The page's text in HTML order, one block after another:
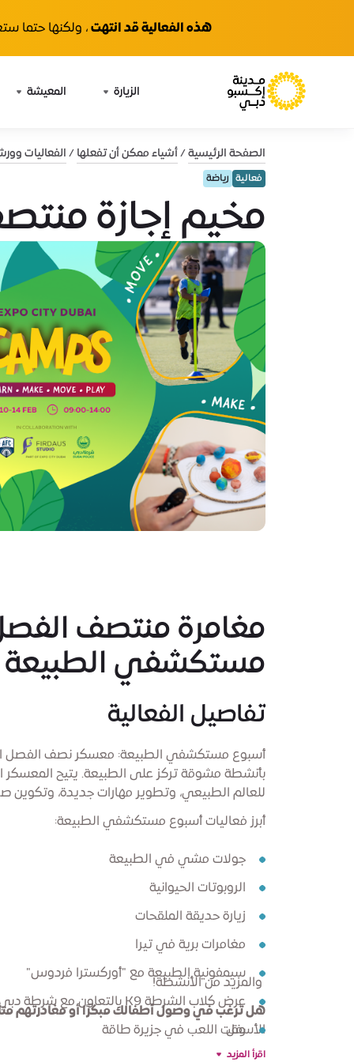
هذه الفعالية قد انتهت ، ولكنها حتما
الزيارة المعيشة
الصفحة الرئيسية أشياء ممكن أن تفعلها الفعاليات
فعالية رياضة
مخيم إجازة
مغامرة منتصف
مستكشفي الطبيعة
تفاصيل الفعالية
بأنشطة مشوقة تركز على الطبيعة. يتيح المعسكر
للعالم الطبيعي، وتطوير مهارات جديدة،
أبرز فعاليات أسبوع مستكشفي الطبيعة:
جولات مشي في الطبيعة
الروبوتات الحيوانية
زيارة حديقة الملقحات
مغامرات برية في تيرا
سيمفونية الطبيعة مع "أوركسترا فردوس"
عرض كلاب الشرطة K9 بالتعاون مع شرطة دبي
وقت اللعب في جزيرة طاقة
أنشطة رياضية مع الاتحاد الآسيوي لكرة القدم (AFC)
والمزيد من الأنشطة!
هل ترغب في وصول أطفالك مبكّرًا أو مغادرتهم
الأسفل.
اقرأ المزيد